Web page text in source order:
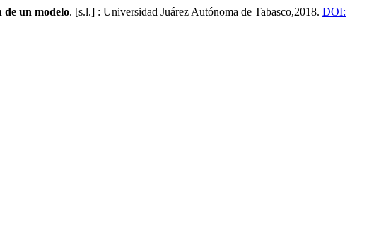
de un modelo. [s.l.] : Universidad Juárez Autónoma de Tabasco,2018. DOI: